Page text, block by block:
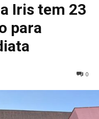
Iris tem 23
para
0